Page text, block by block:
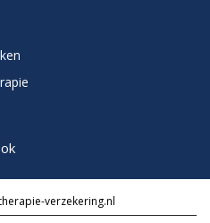
verzekering.nl